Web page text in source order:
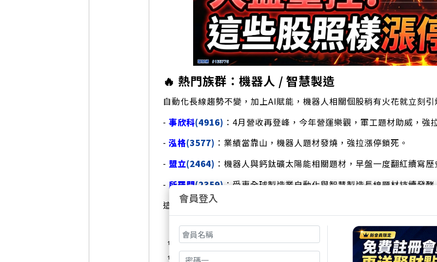
🔥 熱門族群：機器人 / 智慧製造
自動化長線趨勢不變，加上AI賦能，機器人相關個股稍有火花就立刻
- 事欣科(4916) ：4月營收再登峰，今年營運樂觀，軍工題材助威，強
- 泓格(3577) ：業績當靠山，機器人題材發燒，強拉漲停鎖死。
- 盟立(2464) ：機器人與鈣鈦礦太陽能相關題材，早盤一度翻紅續寫
- 所羅門(2359)：受惠全球製造業自動化與智慧製造長線題材持續發
這個族群在告訴我們，只要有基本面當靠山，機器人這三個字就是資
會員登入